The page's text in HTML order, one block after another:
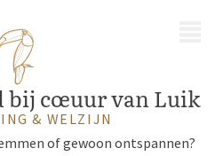
bij cœuur van Luik
& WELZIJN
of gewoon ontspannen?